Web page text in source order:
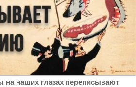
на наших глазах переписывают